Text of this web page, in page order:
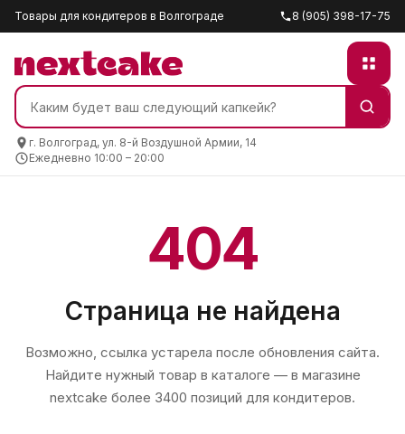
Товары для кондитеров в Волгограде 8 (905) 398-17-75
г. Волгоград, ул. 8-й Воздушной Армии, 14
Ежедневно 10:00 – 20:00
404
Страница не найдена
Возможно, ссылка устарела после обновления сайта.
Найдите нужный товар в каталоге — в магазине
nextcake более 3400 позиций для кондитеров.